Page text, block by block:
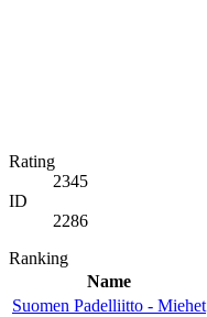
Rating
2345
ID
2286
Ranking
Name
Suomen Padelliitto - Miehet